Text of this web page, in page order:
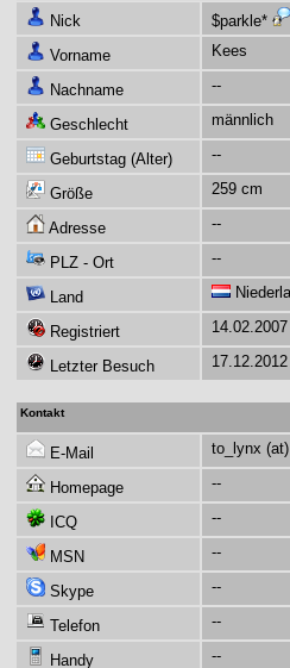
Nick
$parkle*
Vorname
Kees
Nachname --
Geschlecht männlich
Geburtstag (Alter) --
Größe 259 cm
Adresse --
PLZ - Ort --
Land
Registriert
Letzter Besuch
Kontakt
E-Mail to_lynx
Homepage --
ICQ --
MSN --
Skype --
Telefon --
Handy --